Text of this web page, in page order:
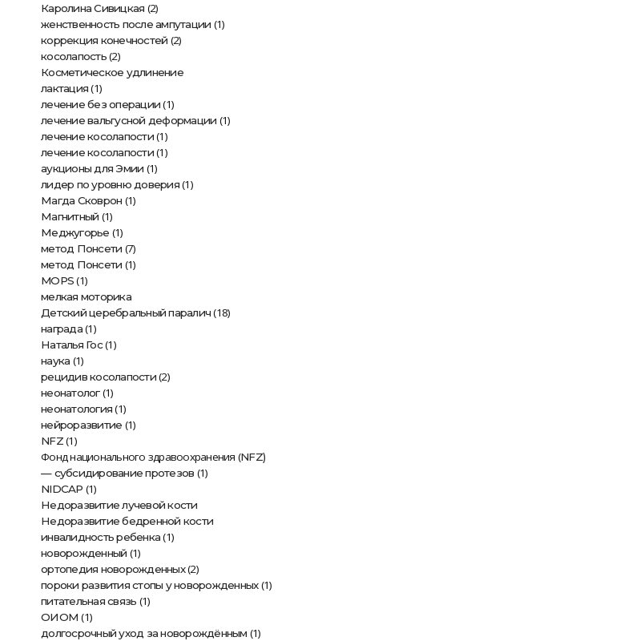
Каролина Сивицкая (2)
женственность после ампутации (1)
коррекция конечностей (2)
косолапость(2)
Косметическое удлинение
лактация(1)
лечение без операции(1)
лечение вальгусной деформации (1)
лечение косолапости(1)
лечение косолапости(1)
аукционы для Эмии (1)
лидер по уровню доверия(1)
Магда Сковрон (1)
Магнитный (1)
Меджугорье (1)
метод Понсети (7)
метод Понсети (1)
MOPS(1)
мелкая моторика
Детский церебральный паралич(18)
награда(1)
Наталья Гос(1)
наука (1)
рецидив косолапости(2)
неонатолог(1)
неонатология(1)
нейроразвитие (1)
NFZ(1)
Фонд национального здравоохранения (NFZ)
— субсидирование протезов (1)
NIDCAP (1)
Недоразвитие лучевой кости
Недоразвитие бедренной кости
инвалидность ребенка(1)
новорожденный (1)
ортопедия новорожденных(2)
пороки развития стопы у новорожденных(1)
питательная связь (1)
ОИОМ (1)
долгосрочный уход за новорождённым (1)